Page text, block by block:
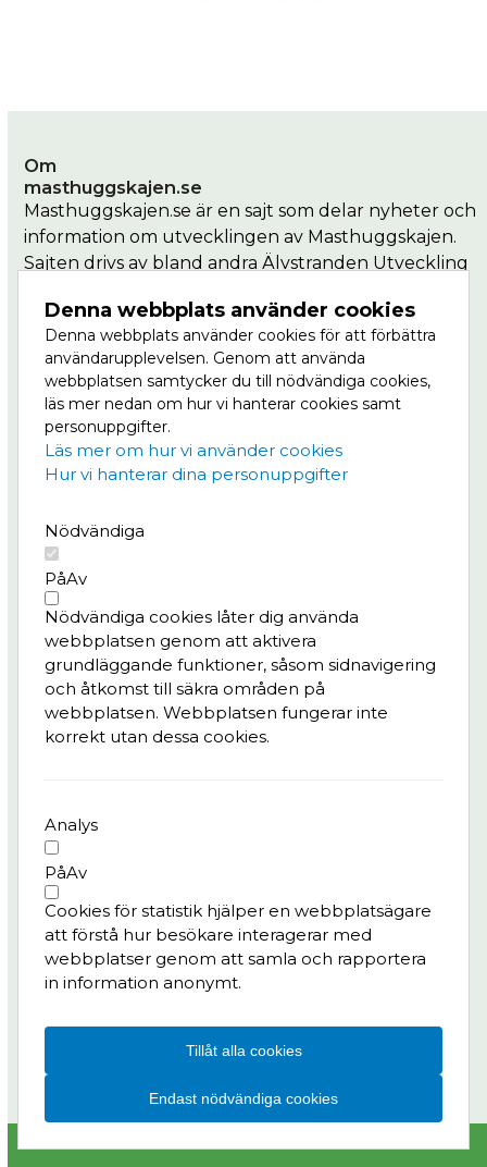
Denna webbplats använder cookies
Denna webbplats använder cookies för att förbättra
användarupplevelsen. Genom att använda
webbplatsen samtycker du till nödvändiga cookies,
läs mer nedan om hur vi hanterar cookies samt
personuppgifter.
Läs mer om hur vi använder cookies
Hur vi hanterar dina personuppgifter
Nödvändiga
PåAv
Nödvändiga cookies låter dig använda
webbplatsen genom att aktivera
grundläggande funktioner, såsom sidnavigering
och åtkomst till säkra områden på
webbplatsen. Webbplatsen fungerar inte
korrekt utan dessa cookies.
Analys
PåAv
Cookies för statistik hjälper en webbplatsägare
att förstå hur besökare interagerar med
webbplatser genom att samla och rapportera
in information anonymt.
Tillåt alla cookies
Endast nödvändiga cookies
Om
masthuggskajen.se
Masthuggskajen.se är en sajt som delar nyheter och
information om utvecklingen av Masthuggskajen.
Sajten drivs av bland andra Älvstranden Utveckling
Masthuggkajen är en del av Vision Älvstaden,
Nordens största stadsutvecklingsprojekt där
centrala Göteborg ska växa till dubbel storlek, på
båda sidor om älven. Läs mer om Masthuggskajen
på Göteborg växer.
Projektet
Nyheter
Bygg- och trafikinfo
Konst & kultur
Frågor & svar
Integritetspolicy
Älvstranden Utveckling AB
pedro.batista@alvstranden.goteborg.se
Har du frågor till projektet?
Kontakta oss:
info.masthuggskajen@alvstranden.goteborg.se